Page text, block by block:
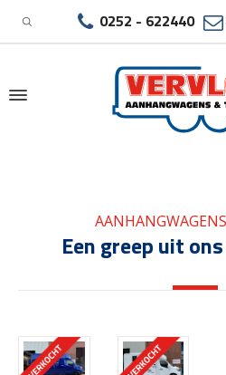
0252 - 622440
GEBRUIKTE
RIJN
Een greep uit